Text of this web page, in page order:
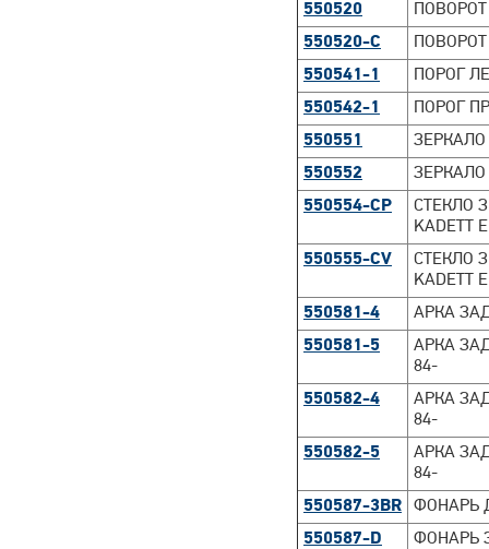
550520
550520-C
550541-1
ПОРОГ
550542-1
ПОРОГ
550551
ЗЕРКАЛО
550552
ЗЕРКАЛО
550554-CP
СТЕКЛО
KADETT
550555-CV
СТЕКЛО
KADETT
550581-4
АРКА
550581-5
АРКА
84-
550582-4
АРКА
84-
550582-5
АРКА
84-
550587-3BR
ФОНАРЬ
550587-D
ФОНАРЬ